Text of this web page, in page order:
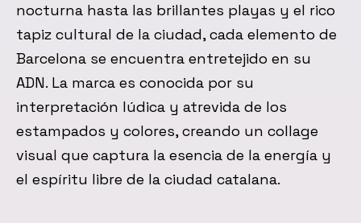
nocturna hasta las brillantes playas y el rico
tapiz cultural de la ciudad, cada elemento de
Barcelona se encuentra entretejido en su
ADN. La marca es conocida por su
interpretación lúdica y atrevida de los
estampados y colores, creando un collage
visual que captura la esencia de la energía y
el espíritu libre de la ciudad catalana.